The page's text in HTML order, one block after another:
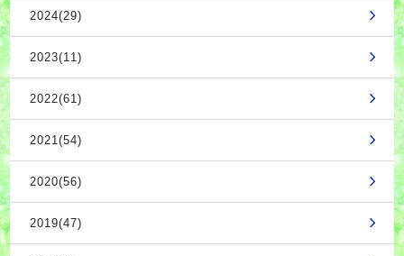
2024(29)
2023(11)
2022(61)
2021(54)
2020(56)
2019(47)